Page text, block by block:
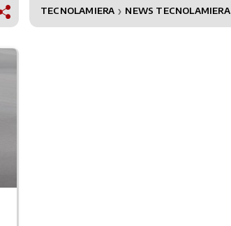
TECNOLAMIERA ❯ NEWS TECNOLAMIERA